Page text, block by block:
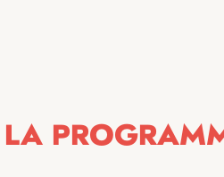
LA